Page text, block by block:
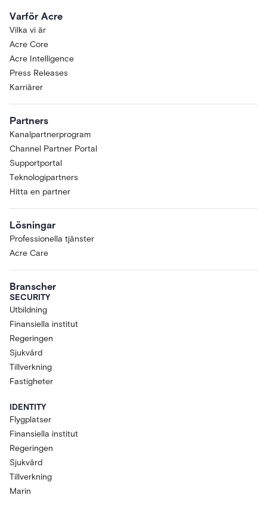
Varför Acre
Vilka vi är
Acre Core
Acre Intelligence
Press Releases
Karriärer
Partners
Kanalpartnerprogram
Channel Partner Portal
Supportportal
Teknologipartners
Hitta en partner
Lösningar
Professionella tjänster
Acre Care
Branscher
SECURITY
Utbildning
Finansiella institut
Regeringen
Sjukvård
Tillverkning
Fastigheter
IDENTITY
Flygplatser
Finansiella institut
Regeringen
Sjukvård
Tillverkning
Marin